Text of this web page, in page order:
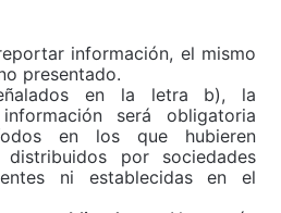
información, el mismo
presentado.
en la letra b), la
será obligatoria
en los que hubieren
por sociedades
ni establecidas en el